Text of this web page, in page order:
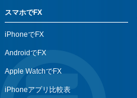
スマホでFX
iPhoneでFX
AndroidでFX
Apple WatchでFX
iPhoneアプリ比較表